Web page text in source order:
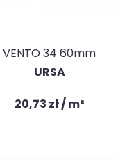
VENTO 34 60mm
URSA
20,73 zł / m²